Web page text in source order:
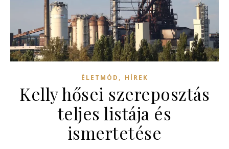
ÉLETMÓD , HÍREK
Kelly hősei szereposztás
teljes listája és
ismertetése